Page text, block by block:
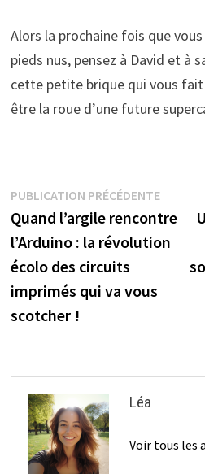
Alors la prochaine fois que
pieds nus, pensez à David et à
cette petite brique qui vous
être la roue d’une future
Navigation
de
l’article
PUBLICATION PRÉCÉDENTE
Quand l’argile rencontre
l’Arduino : la révolution
écolo des circuits
imprimés qui va vous
scotcher !
Léa
Voir tous les